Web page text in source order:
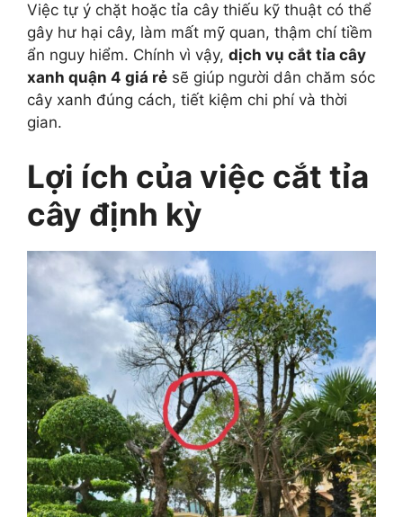
Việc tự ý chặt hoặc tỉa cây thiếu kỹ thuật có thể
gây hư hại cây, làm mất mỹ quan, thậm chí tiềm
ẩn nguy hiểm. Chính vì vậy, dịch vụ cắt tỉa cây
xanh quận 4 giá rẻ sẽ giúp người dân chăm sóc
cây xanh đúng cách, tiết kiệm chi phí và thời
gian.
Lợi ích của việc cắt tỉa
cây định kỳ